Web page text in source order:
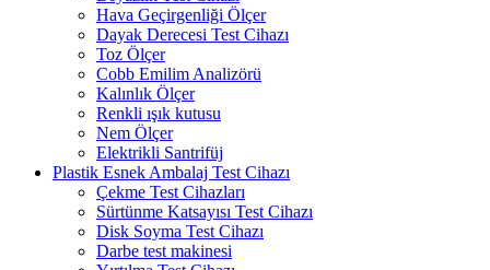
Hava Geçirgenliği Ölçer
Dayak Derecesi Test Cihazı
Toz Ölçer
Cobb Emilim Analizörü
Kalınlık Ölçer
Renkli ışık kutusu
Nem Ölçer
Elektrikli Santrifüj
Plastik Esnek Ambalaj Test Cihazı
Çekme Test Cihazları
Sürtünme Katsayısı Test Cihazı
Disk Soyma Test Cihazı
Darbe test makinesi